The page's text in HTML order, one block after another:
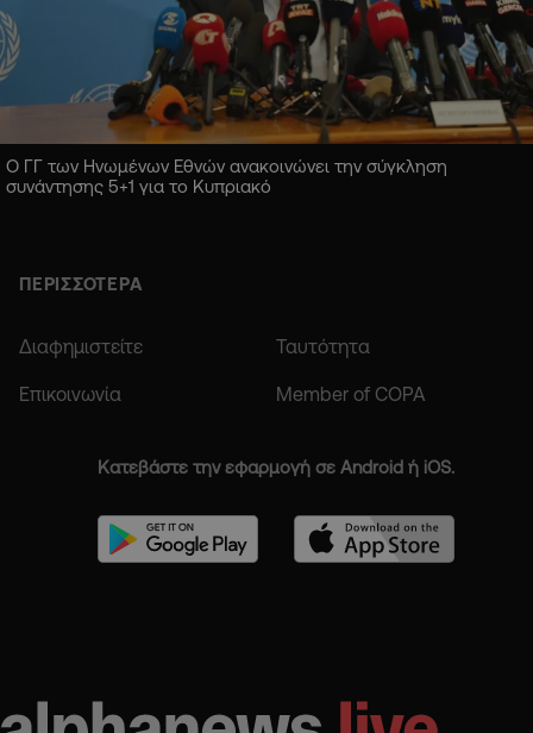
Ο ΓΓ των Ηνωμένων Εθνών ανακοινώνει την σύγκληση
συνάντησης 5+1 για το Κυπριακό
ΠΕΡΙΣΣΟΤΕΡΑ
Διαφημιστείτε Ταυτότητα
Επικοινωνία Member of COPA
Κατεβάστε την εφαρμογή σε Android ή iOS.